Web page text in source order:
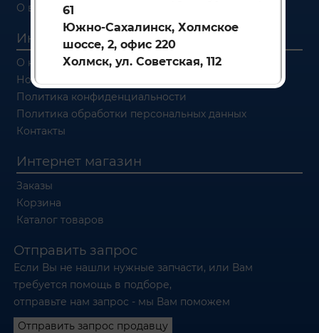
61
Южно-Сахалинск, Холмское
шоссе, 2, офис 220
Холмск, ул. Советская, 112
О возврате
Информация
О компании
Новости
Политика конфиденциальности
Политика обработки персональных данных
Контакты
Интернет магазин
Заказы
Корзина
Каталог товаров
Отправить запрос
Если Вы не нашли нужные запчасти, или Вам
требуется помощь в подборе,
отправьте нам запрос - мы Вам поможем
Отправить запрос продавцу